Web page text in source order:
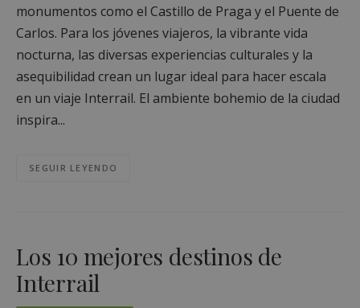
monumentos como el Castillo de Praga y el Puente de
Carlos. Para los jóvenes viajeros, la vibrante vida
nocturna, las diversas experiencias culturales y la
asequibilidad crean un lugar ideal para hacer escala
en un viaje Interrail. El ambiente bohemio de la ciudad
inspira...
SEGUIR LEYENDO
Los 10 mejores destinos de
Interrail